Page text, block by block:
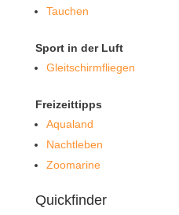
Tauchen
Sport in der Luft
Gleitschirmfliegen
Freizeittipps
Aqualand
Nachtleben
Zoomarine
Quickfinder